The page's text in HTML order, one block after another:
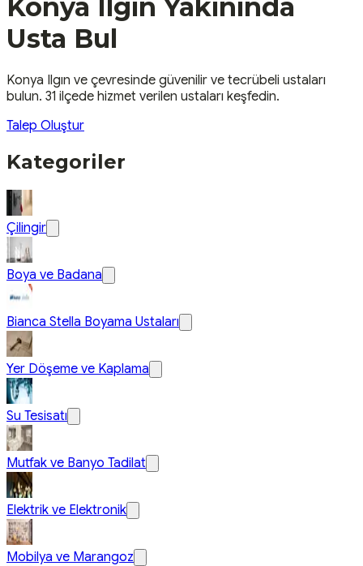
Konya Ilgın Yakınında
Usta Bul
Konya Ilgın ve çevresinde güvenilir ve tecrübeli ustaları
bulun. 31 ilçede hizmet verilen ustaları keşfedin.
Talep Oluştur
Kategoriler
Çilingir
Boya ve Badana
Bianca Stella Boyama Ustaları
Yer Döşeme ve Kaplama
Su Tesisatı
Mutfak ve Banyo Tadilat
Elektrik ve Elektronik
Mobilya ve Marangoz